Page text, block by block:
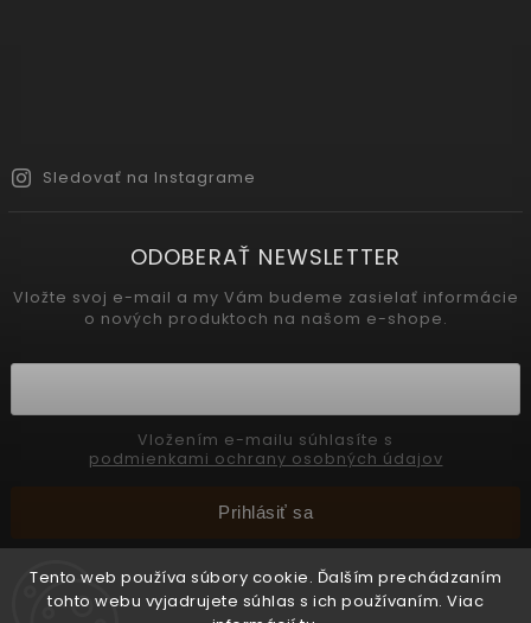
Tento web používa súbory cookie. Ďalším prechádzaním
tohto webu vyjadrujete súhlas s ich používaním. Viac
Sledovať na Instagrame
ODOBERAŤ NEWSLETTER
Vložte svoj e-mail a my Vám budeme zasielať informácie
o nových produktoch na našom e-shope.
podmienkami ochrany osobných údajov
Prihlásiť sa
Copyright 2026INTERMEDIC SK. Všetky práva vyhradené.